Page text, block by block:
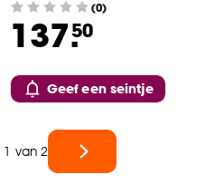
(0)
137.50
Geef een seintje
van 2